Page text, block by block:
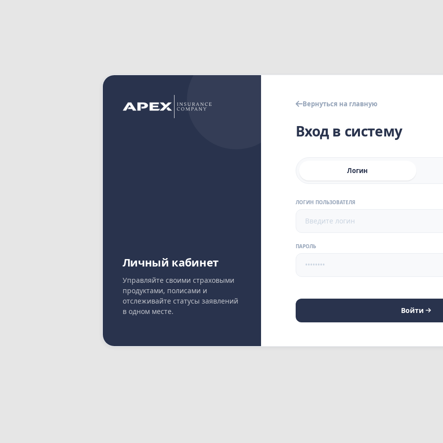
Личный кабинет
Управляйте своими страховыми
продуктами, полисами и
отслеживайте статусы заявлений
в одном месте.
Вернуться на главную
Вход в систему
Логин
ЛОГИН ПОЛЬЗОВАТЕЛЯ
ПАРОЛЬ
Войти